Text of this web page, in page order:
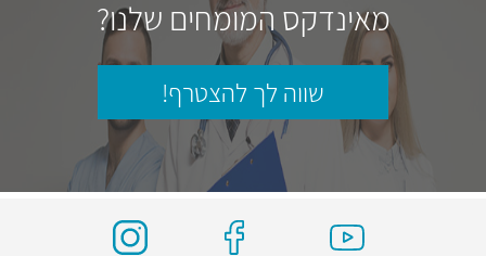
מאינדקס המומחים שלנו?
שווה לך להצטרף!